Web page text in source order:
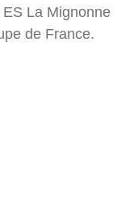
La Mignonne
de France.